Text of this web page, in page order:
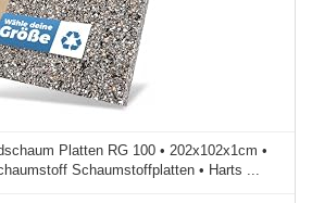
Platten RG 100 • 202x102x1cm •
Schaumstoffplatten • Harts ...